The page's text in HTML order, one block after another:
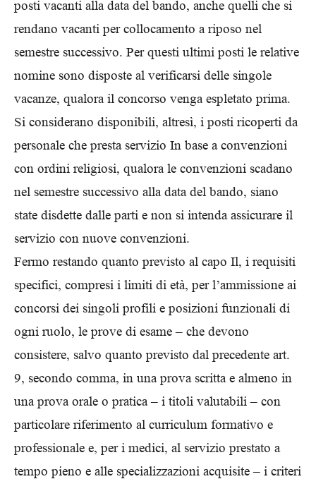
posti vacanti alla data del bando, anche quelli che si
rendano vacanti per collocamento a riposo nel
semestre successivo. Per questi ultimi posti le relative
nomine sono disposte al verificarsi delle singole
vacanze, qualora il concorso venga espletato prima.
Si considerano disponibili, altresì, i posti ricoperti da
personale che presta servizio In base a convenzioni
con ordini religiosi, qualora le convenzioni scadano
nel semestre successivo alla data del bando, siano
state disdette dalle parti e non si intenda assicurare il
servizio con nuove convenzioni.
Fermo restando quanto previsto al capo Il, i requisiti
specifici, compresi i limiti di età, per l’ammissione ai
concorsi dei singoli profili e posizioni funzionali di
ogni ruolo, le prove di esame – che devono
consistere, salvo quanto previsto dal precedente art.
9, secondo comma, in una prova scritta e almeno in
una prova orale o pratica – i titoli valutabili – con
particolare riferimento al curriculum formativo e
professionale e, per i medici, al servizio prestato a
tempo pieno e alle specializzazioni acquisite – i criteri